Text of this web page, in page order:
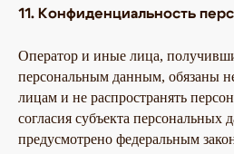
11. Конфиденциальность
Оператор и иные лица,
персональным данным, обязаны
лицам и не распространять
согласия субъекта персональных
предусмотрено федеральным